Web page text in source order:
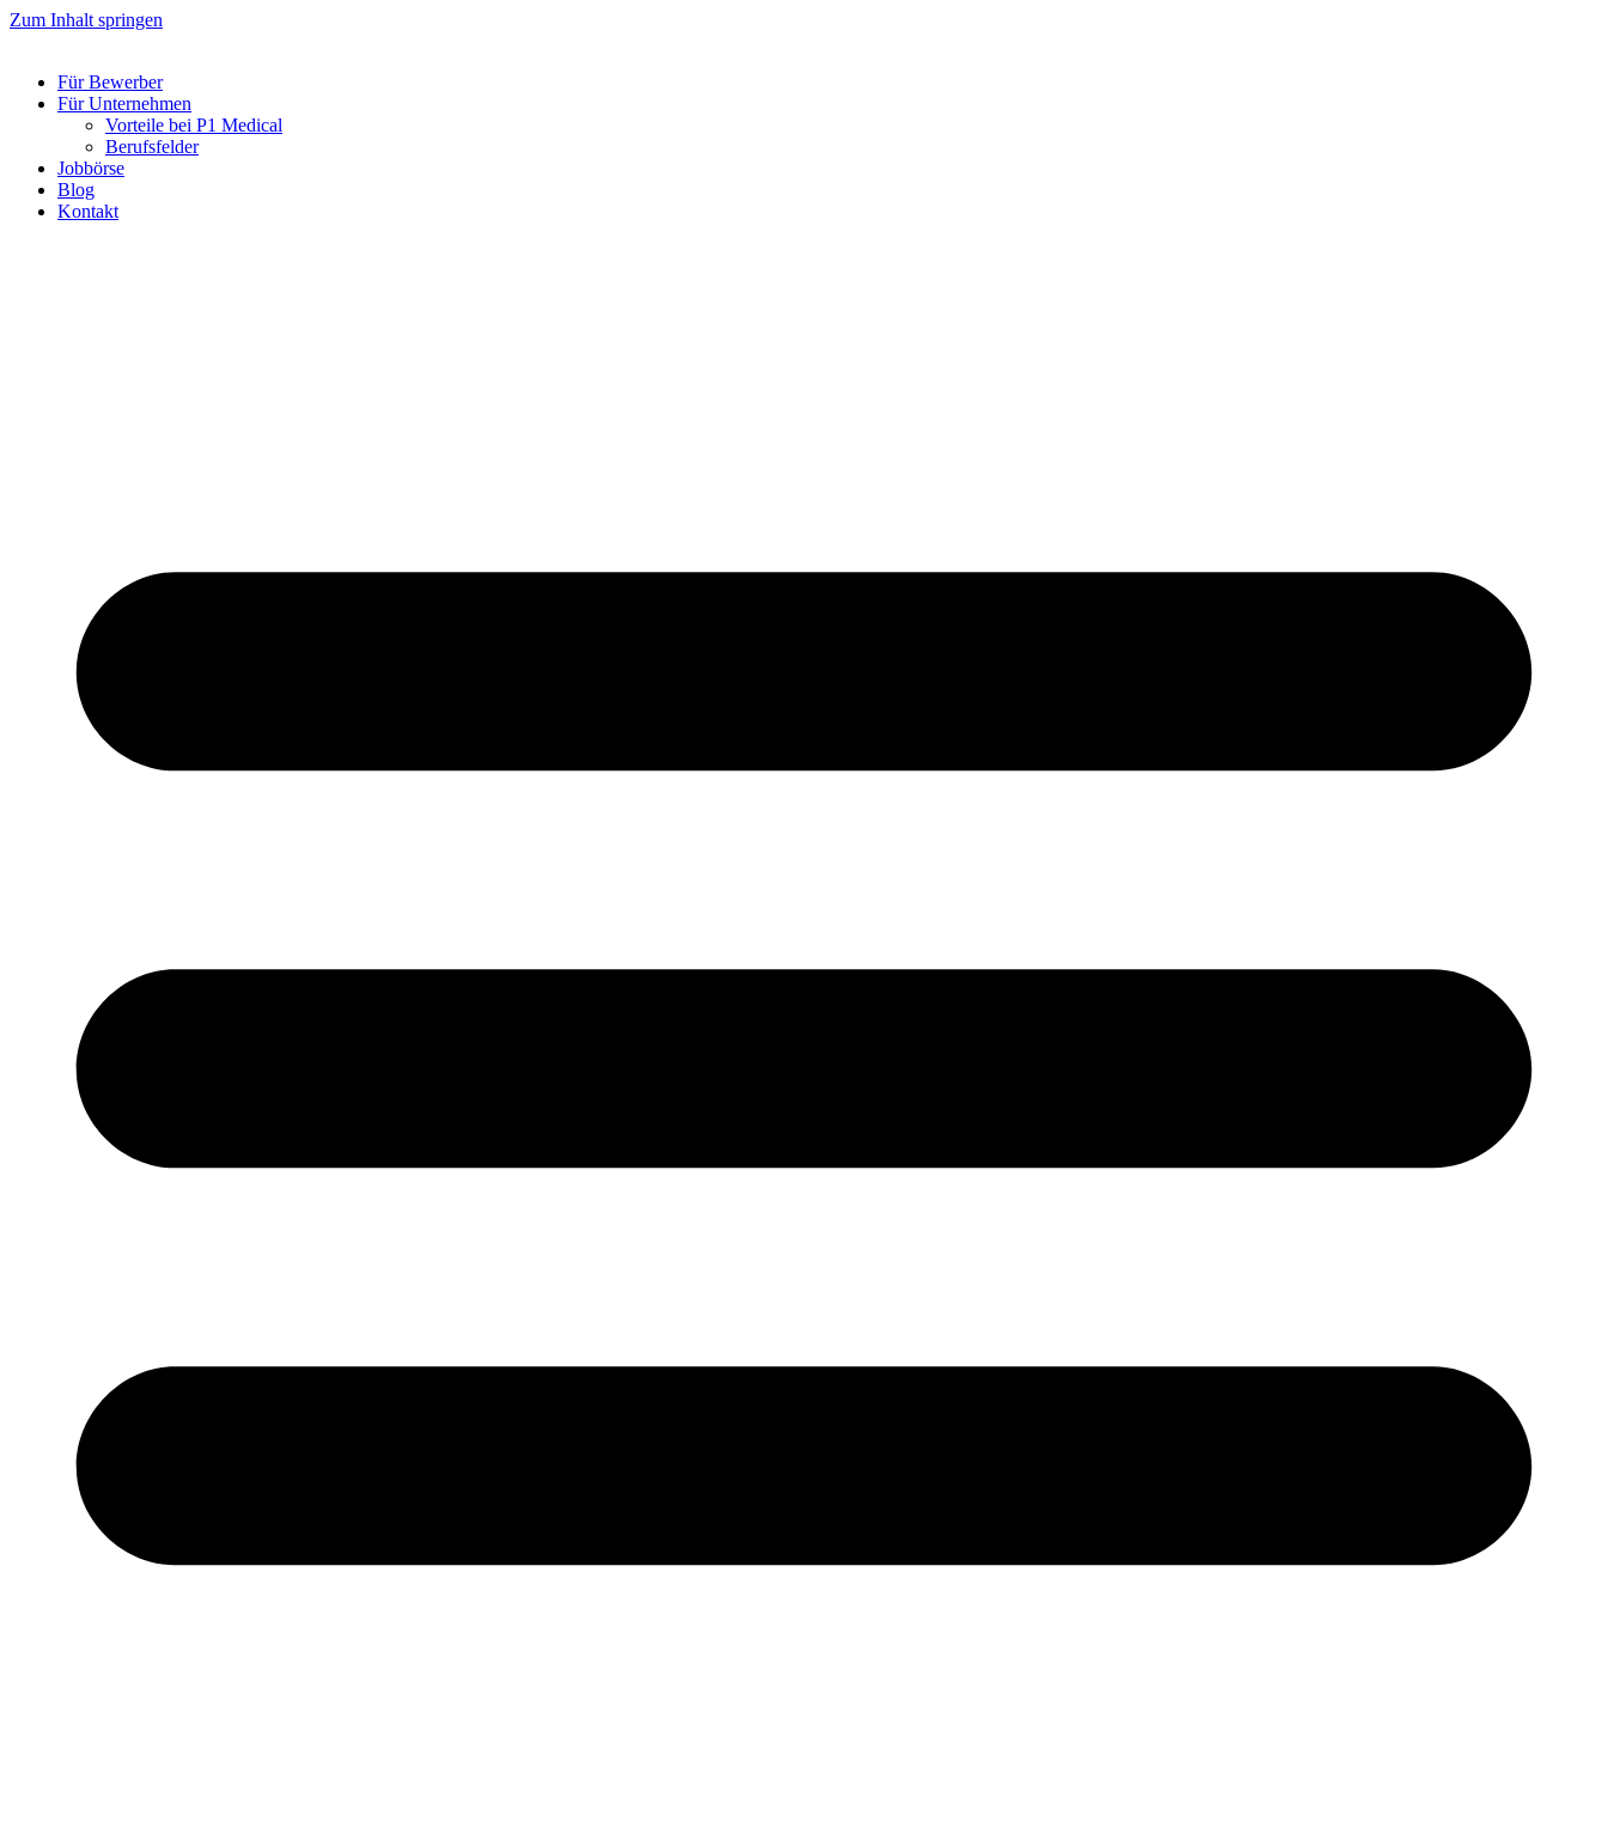
Zum Inhalt springen
Für Bewerber
Für Unternehmen
Vorteile bei P1 Medical
Berufsfelder
Jobbörse
Blog
Kontakt